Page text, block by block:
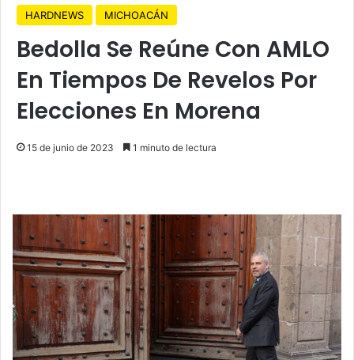
HARDNEWS MICHOACÁN
Bedolla Se Reúne Con AMLO
En Tiempos De Revelos Por
Elecciones En Morena
15 de junio de 2023 1 minuto de lectura